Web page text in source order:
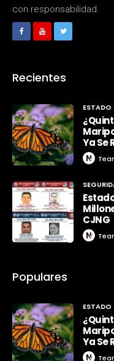
con responsabilidad.
Recientes
ESTADO
Ya Se
CJNG
Populares
ESTADO
Ya Se